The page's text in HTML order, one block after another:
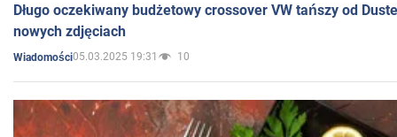
Długo oczekiwany budżetowy crossover VW tańszy od
nowych zdjęciach
Wiadomości05.03.2025 19:31 10